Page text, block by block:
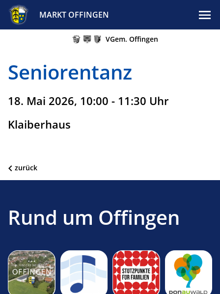
MARKT OFFINGEN
VGem. Offingen
Seniorentanz
18. Mai 2026, 10:00 - 11:30 Uhr
Klaiberhaus
zurück
Rund um Offingen